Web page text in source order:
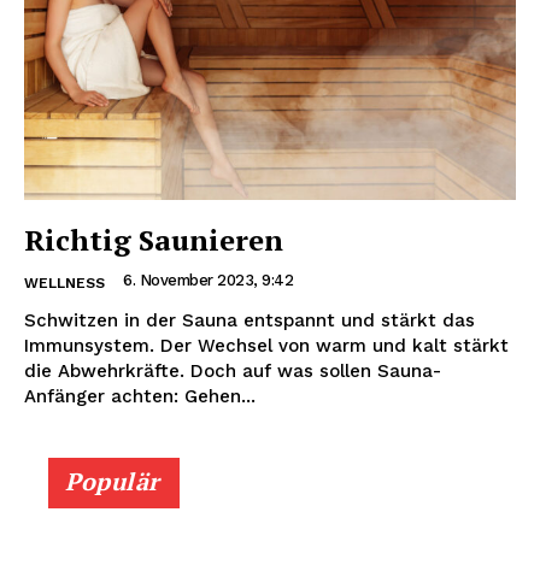
Richtig Saunieren
WELLNESS 6. November 2023, 9:42
Schwitzen in der Sauna entspannt und stärkt das
Immunsystem. Der Wechsel von warm und kalt stärkt
die Abwehrkräfte. Doch auf was sollen Sauna-
Anfänger achten: Gehen...
Populär